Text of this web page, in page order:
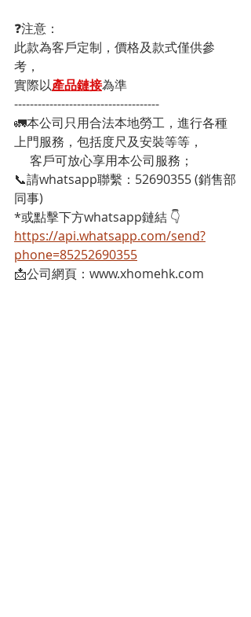
❓注意：
此款為客戶定制，價格及款式僅供參
考，
實際以產品鏈接為準
-------------------------------------
🚛本公司只用合法本地勞工，進行各種
上門服務，包括度尺及安裝等等，
     客戶可放心享用本公司服務；
📞請whatsapp聯繫：52690355 (銷售部
同事)
*或點擊下方whatsapp鏈結 👇
https://api.whatsapp.com/send?
phone=85252690355
📩公司網頁：www.xhomehk.com